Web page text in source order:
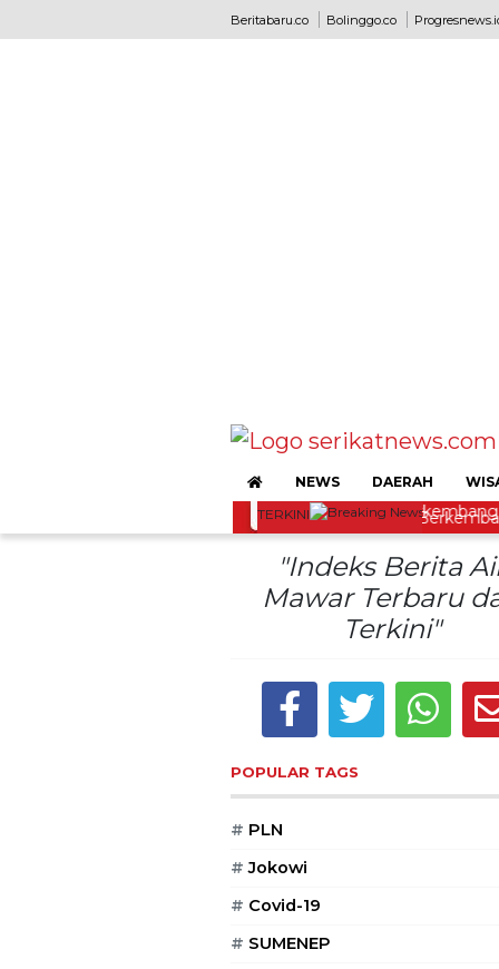
Beritabaru.co Bolinggo.co
NEWS DAERAH
TERKINI
Dorong Oleh-Oleh Khas Dieng Semakin Berkembang
"Indeks Berita
Mawar Terbaru
Terkini"
POPULAR TAGS
# PLN
# Jokowi
# Covid-19
# SUMENEP